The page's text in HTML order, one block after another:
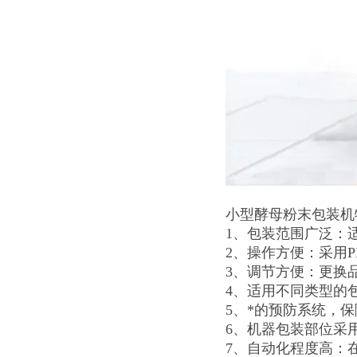
小型酵母粉末包装
1、包装范围广泛：
2、操作方便：采用
3、调节方便：更换
4、适用不同类型的
5、*的预防系统，
6、机器包装部位采
7、自动化程度高：